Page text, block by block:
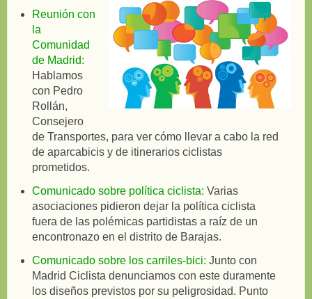
Reunión con
la
Comunidad
de Madrid:
Hablamos
con Pedro
Rollán,
Consejero
de Transportes, para ver cómo llevar a cabo la red
de aparcabicis y de itinerarios ciclistas
prometidos.
Comunicado sobre política ciclista: Varias
asociaciones pidieron dejar la política ciclista
fuera de las polémicas partidistas a raíz de un
encontronazo en el distrito de Barajas.
Comunicado sobre los carriles-bici: Junto con
Madrid Ciclista denunciamos con este duramente
los diseños previstos por su peligrosidad. Punto